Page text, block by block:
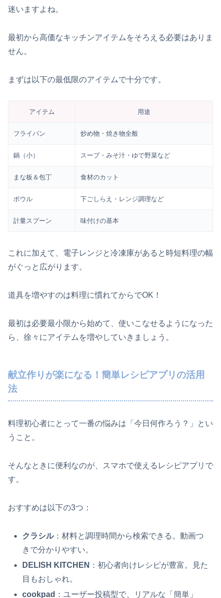
迷いますよね。
最初から高価なキッチンアイテムをそろえる必要はありま
せん。
まずは以下の最低限のアイテムで十分です。
アイテム 用途
フライパン 炒め物・焼き物全般
鍋（小） スープ・みそ汁・ゆで野菜など
まな板＆包丁 食材のカット
ボウル 下ごしらえ・レンジ調理など
計量スプーン 味付けの基本
これに加えて、電子レンジと冷凍庫があると時短料理の幅
がぐっと広がります。
道具を増やすのは料理に慣れてからでOK！
最初は必要最小限から始めて、使いこなせるようになった
ら、徐々にアイテムを増やしていきましょう。
献立作りが楽になる！簡単レシピアプリの活用
法
料理初心者にとって一番の悩みは「今日何作ろう？」とい
うこと。
そんなときに便利なのが、スマホで使えるレシピアプリで
す。
おすすめは以下の3つ：
クラシル：材料と調理時間から検索できる。動画つ
きで分かりやすい。
DELISH KITCHEN ：初心者向けレシピが豊富。見た
目もおしゃれ。
cookpad ：ユーザー投稿型で、リアルな「簡単」